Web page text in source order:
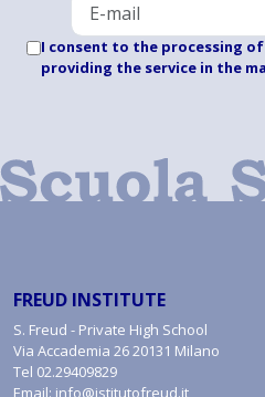
I consent to the processing
providing the service in the
FREUD INSTITUTE
S. Freud - Private High School
Via Accademia 26 20131 Milano
Tel 02.29409829
Email: info@istitutofreud.it